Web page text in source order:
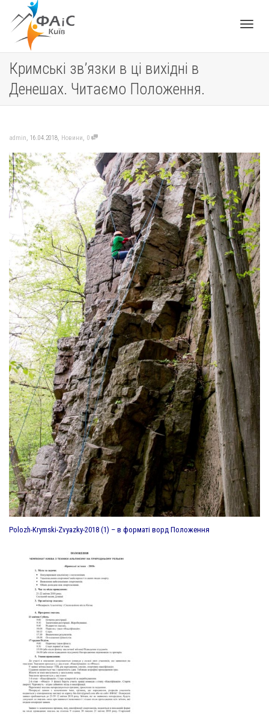
Кримські зв’язки в ці вихідні в
Денешах. Читаємо Положення.
admin, 16.04.2018, Новини, 0
Polozh-Krymski-Zvyazky-2018 (1) – в форматі ворд Положення